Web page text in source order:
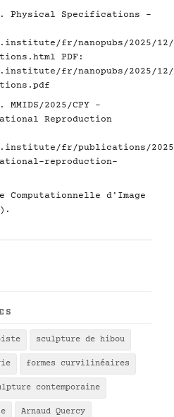
Physical Specifications -
fr/nanopubs/2025/12/
PDF:
fr/nanopubs/2025/12/
2025/CPY -
Reproduction
fr/publications/2025/
reproduction-
Computationnelle d'Image
sculpture de hibou
formes curvilinéaires
contemporaine
Arnaud Quercy